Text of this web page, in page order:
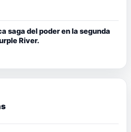
saga del poder en la segunda
River.